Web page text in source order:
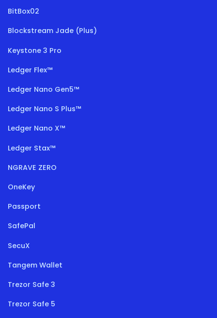
BitBox02
Blockstream Jade (Plus)
Keystone 3 Pro
Ledger Flex™
Ledger Nano Gen5™
Ledger Nano S Plus™
Ledger Nano X™
Ledger Stax™
NGRAVE ZERO
OneKey
Passport
SafePal
SecuX
Tangem Wallet
Trezor Safe 3
Trezor Safe 5